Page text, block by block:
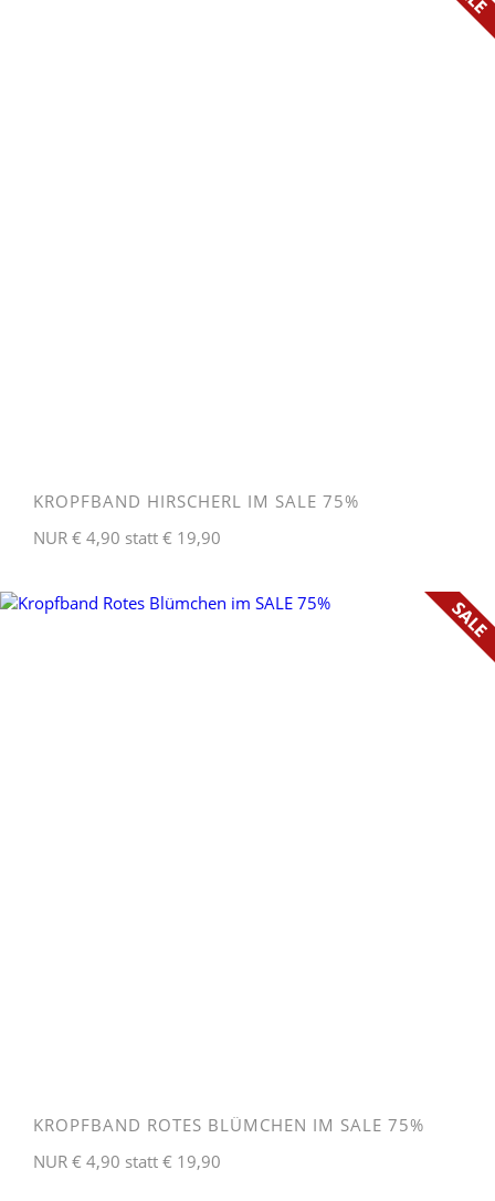
KROPFBAND HIRSCHERL IM SALE 75%
NUR € 4,90 statt € 19,90
KROPFBAND ROTES BLÜMCHEN IM SALE 75%
NUR € 4,90 statt € 19,90